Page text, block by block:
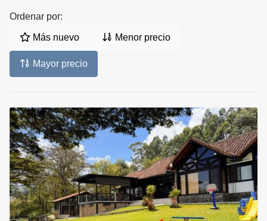
Ordenar por:
Más nuevo Menor precio
Mayor precio